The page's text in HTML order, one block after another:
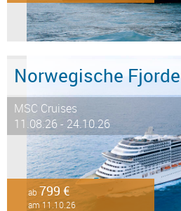
Norwegische Fjorde
MSC Cruises
11.08.26 - 24.10.26
ab 799 €
am 11.10.26